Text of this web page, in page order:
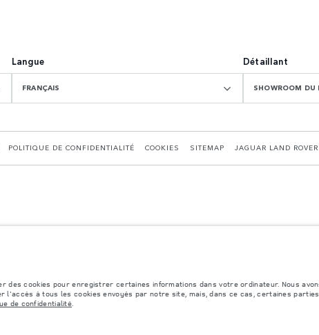
Langue
FRANÇAIS
Détaillant
SHOWROOM DU
POLITIQUE DE CONFIDENTIALITÉ COOKIES SITEMAP JAGUAR LAND ROVER
conformément å la législation européenne en vigueur. La consommation réelle
Les accessoires et autres éléments montés après le point de fabrication
cookies pour enregistrer certaines informations dans votre ordinateur. Nous
l'accès à tous les cookies envoyés par notre site, mais, dans ce cas, certaines
de confidentialité.